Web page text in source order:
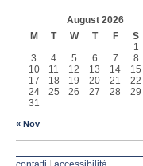
August 2026
M
T W T F S
1
3
4 5 6 7 8
10
11 12 13 14 15
17
18 19 20 21 22
24
25 26 27 28 29
31
« Nov